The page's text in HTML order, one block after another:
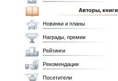
Авторы, книги
Новинки и планы
Награды, премии
Рейтинги
Рекомендации
Посетители